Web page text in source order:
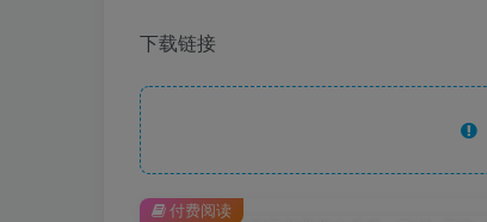
下载链接
付费阅读